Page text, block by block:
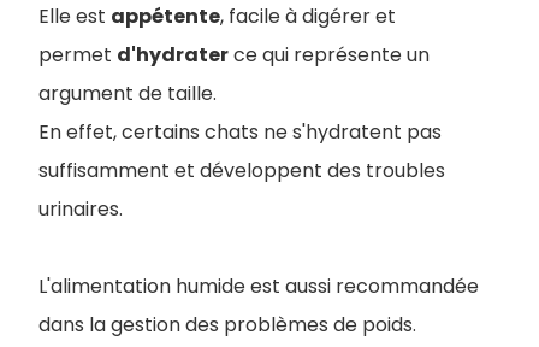
Elle est appétente, facile à digérer et
permet d'hydraterce qui représente un
argument de taille.
En effet, certains chats ne s'hydratent pas
suffisamment et développent des troubles
urinaires.
L'alimentation humide est aussi recommandée
dans la gestion des problèmes de poids.